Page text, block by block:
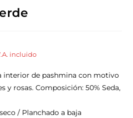
incluido
interior de pashmina con motivo
y rosas. Composición: 50% Seda,
/ Planchado a baja